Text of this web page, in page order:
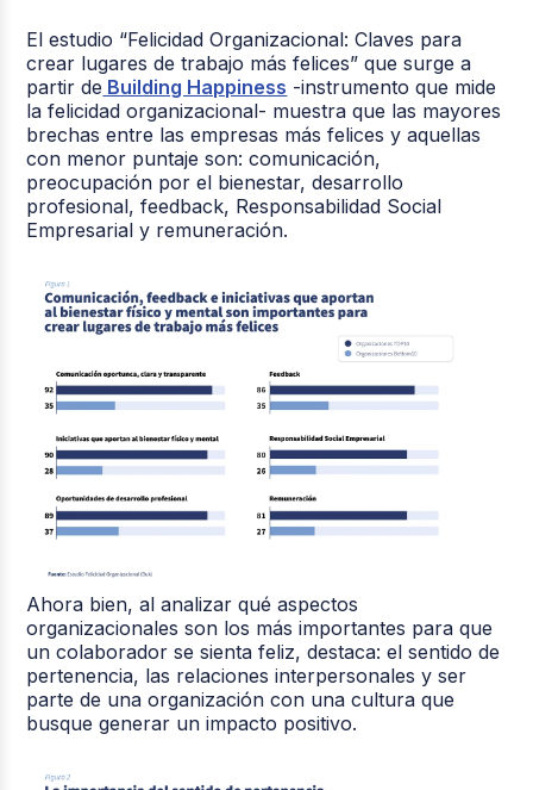
El estudio “Felicidad Organizacional: Claves para
crear lugares de trabajo más felices” que surge a
partir de Building Happiness -instrumento que mide
la felicidad organizacional- muestra que las mayores
brechas entre las empresas más felices y aquellas
con menor puntaje son: comunicación,
preocupación por el bienestar, desarrollo
profesional, feedback, Responsabilidad Social
Empresarial y remuneración.
Ahora bien, al analizar qué aspectos
organizacionales son los más importantes para que
un colaborador se sienta feliz, destaca: el sentido de
pertenencia, las relaciones interpersonales y ser
parte de una organización con una cultura que
busque generar un impacto positivo.